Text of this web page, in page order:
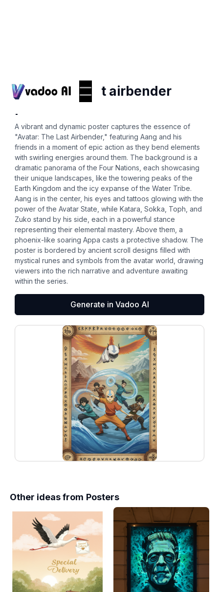
avatar the last airbender
A vibrant and dynamic poster captures the essence of
"Avatar: The Last Airbender," featuring Aang and his
friends in a moment of epic action as they bend elements
with swirling energies around them. The background is a
dramatic panorama of the Four Nations, each showcasing
their unique landscapes, like the towering peaks of the
Earth Kingdom and the icy expanse of the Water Tribe.
Aang is in the center, his eyes and tattoos glowing with the
power of the Avatar State, while Katara, Sokka, Toph, and
Zuko stand by his side, each in a powerful stance
representing their elemental mastery. Above them, a
phoenix-like soaring Appa casts a protective shadow. The
poster is bordered by ancient scroll designs filled with
mystical runes and symbols from the avatar world, drawing
viewers into the rich narrative and adventure awaiting
within the series.
Generate in Vadoo AI
Other ideas from Posters